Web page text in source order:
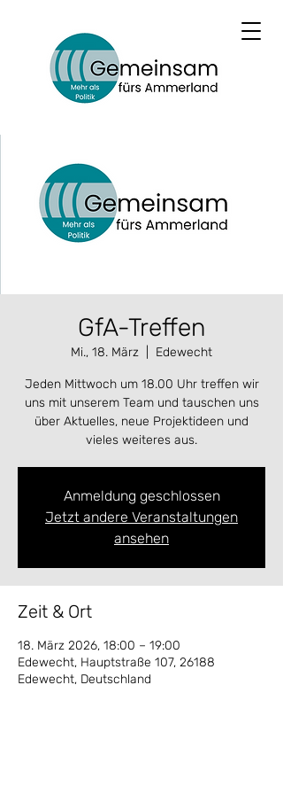
GfA-Treffen
Mi., 18. März Edewecht
Jeden Mittwoch um 18.00 Uhr treffen wir
uns mit unserem Team und tauschen uns
über Aktuelles, neue Projektideen und
vieles weiteres aus.
Anmeldung geschlossen
Jetzt andere Veranstaltungen
ansehen
Zeit & Ort
18. März 2026, 18:00 – 19:00
Edewecht, Hauptstraße 107, 26188
Edewecht, Deutschland